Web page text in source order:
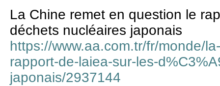
La Chine remet en question le
déchets nucléaires japonais
https://www.aa.com.tr/fr/monde/
rapport-de-laiea-sur-les-
japonais/2937144